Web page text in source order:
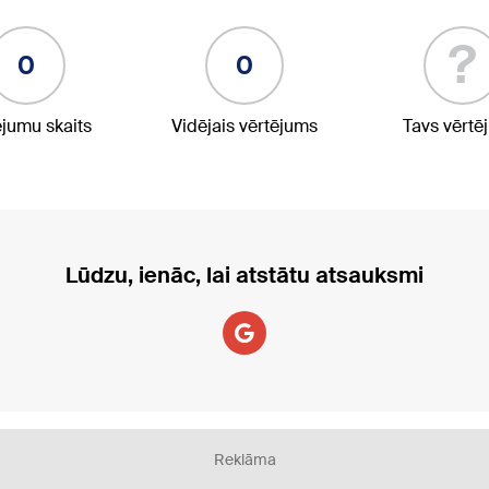
0
skaits
0
Vidējais vērtējums
?
Tavs
Lūdzu, ienāc, lai atstātu atsauksmi
Reklāma